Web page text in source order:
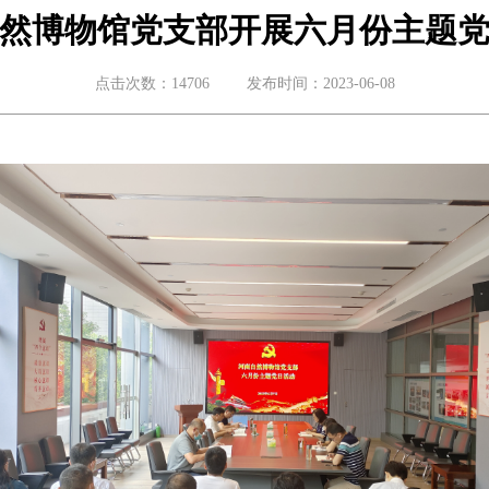
博物馆党支部开展六月份主题
点击次数：14706 发布时间：2023-06-08